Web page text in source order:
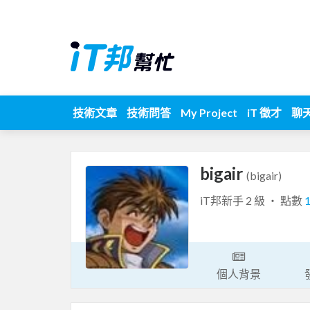
技術文章 技術問答 My Project iT 徵才 聊
bigair (bigair)
iT邦新手 2 級 ‧ 點數
個人背景